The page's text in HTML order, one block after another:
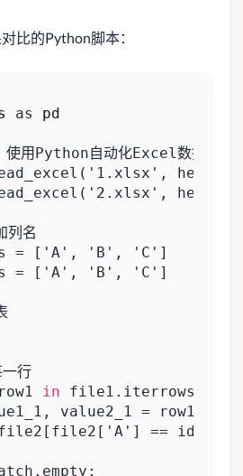
比的Python脚本：
as pd
使用Python自动化Excel数据对比
( '1.xlsx' , header
( '2.xlsx' , header
列名
= [ 'A' , 'B' , 'C' ]
= [ 'A' , 'B' , 'C' ]
行
row1 in file1 . iterrows
, value2_1 = row1
[ file2 [ 'A' ] == id1
. empty :